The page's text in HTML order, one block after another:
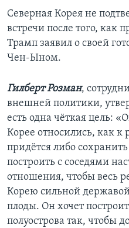
Северная Корея не
встречи после того, как
Трамп заявил о своей
Чен-Ыном.
Гилберт Розман,
внешней политики,
есть одна чёткая цель:
Корее относились, как к
придётся либо
построить с соседями
отношения, чтобы весь
Корею сильной
плоды. Он хочет
полуострова так, чтобы